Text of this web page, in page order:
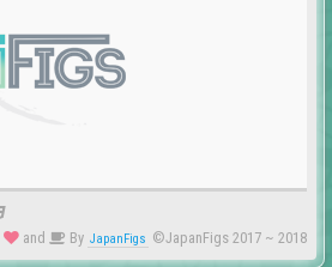
and By JapanFigs ©JapanFigs 2017 ~ 2018